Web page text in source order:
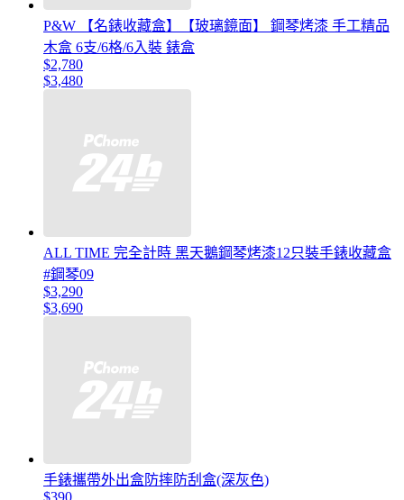
P&W 【名錶收藏盒】【玻璃鏡面】 鋼琴烤漆 手工精品
木盒 6支/6格/6入裝 錶盒
$2,780
$3,480
ALL TIME 完全計時 黑天鵝鋼琴烤漆12只裝手錶收藏盒
#鋼琴09
$3,290
$3,690
手錶攜帶外出盒防摔防刮盒(深灰色)